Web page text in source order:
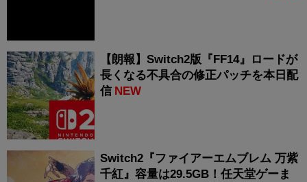
【朗報】Switch2版『FF14』ロードが
長くなる不具合の修正パッチを本日配
信 NEW
Switch2『ファイアーエムブレム 万紫
千紅』容量は29.5GB！任天堂ゲーま